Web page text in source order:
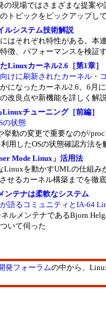
の現場ではさまざまな提案
トピックをピックアップし
ルシステム技術解説
はそれぞれ特性がある。本
徴、パフォーマンスを検証
Linuxカーネル2.6［第1章］
けに刷新されたカーネル・
になったカーネル2.6。6月
改良点や新機能を詳しく解
チューニング［前編］
の状態
挙動の変更で重要なのが/
用したOSの状態確認方法を
Mode Linux」活用法
Linuxを動かすUMLの仕組み
せるカーネル構築までを徹
ンテナは柔軟なシステム
語るコミュニティとIA-64
ルメンテナであるBjorn
いて伺った
発フォーラムの中から、